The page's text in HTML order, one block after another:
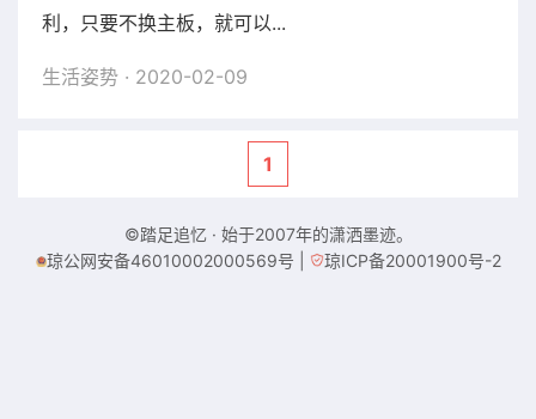
利，只要不换主板，就可以...
生活姿势 · 2020-02-09
1
©踏足追忆 · 始于2007年的潇洒墨迹。
琼公网安备46010002000569号
琼ICP备20001900号-2